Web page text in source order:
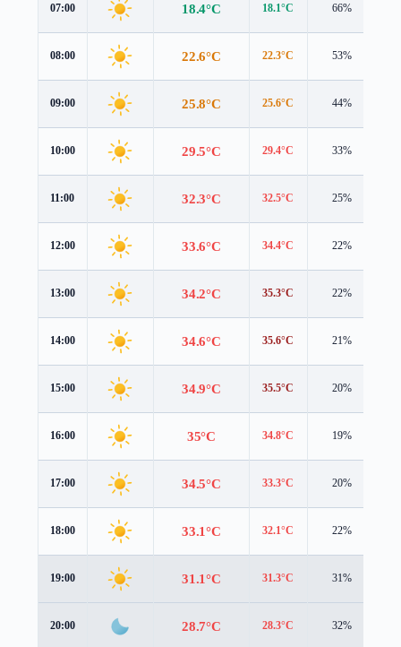
07:00 18.4°C 18.1°C 66%
08:00 22.6°C 22.3°C 53%
09:00 25.8°C 25.6°C 44%
10:00 29.5°C 29.4°C 33%
11:00 32.3°C 32.5°C 25%
12:00 33.6°C 34.4°C 22%
13:00 34.2°C 35.3°C 22%
14:00 34.6°C 35.6°C 21%
15:00 34.9°C 35.5°C 20%
16:00 35°C 34.8°C 19%
17:00 34.5°C 33.3°C 20%
18:00 33.1°C 32.1°C 22%
19:00 31.1°C 31.3°C 31%
20:00 28.7°C 28.3°C 32%